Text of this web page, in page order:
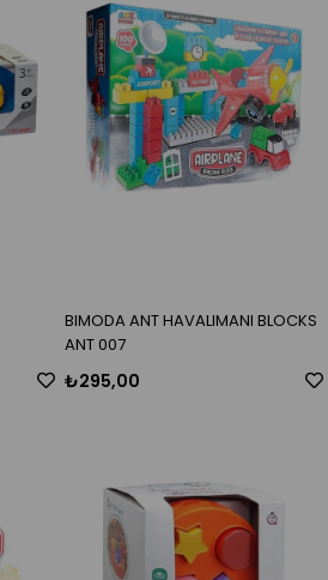
BIMODA ANT HAVALIMANI BLOCKS
ANT 007
₺295,00